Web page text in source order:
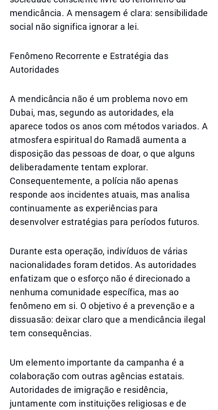
mendicância. A mensagem é clara: sensibilidade
social não significa ignorar a lei.
Fenômeno Recorrente e Estratégia das
Autoridades
A mendicância não é um problema novo em
Dubai, mas, segundo as autoridades, ela
aparece todos os anos com métodos variados. A
atmosfera espiritual do Ramadã aumenta a
disposição das pessoas de doar, o que alguns
deliberadamente tentam explorar.
Consequentemente, a polícia não apenas
responde aos incidentes atuais, mas analisa
continuamente as experiências para
desenvolver estratégias para períodos futuros.
Durante esta operação, indivíduos de várias
nacionalidades foram detidos. As autoridades
enfatizam que o esforço não é direcionado a
nenhuma comunidade específica, mas ao
fenômeno em si. O objetivo é a prevenção e a
dissuasão: deixar claro que a mendicância ilegal
tem consequências.
Um elemento importante da campanha é a
colaboração com outras agências estatais.
Autoridades de imigração e residência,
juntamente com instituições religiosas e de